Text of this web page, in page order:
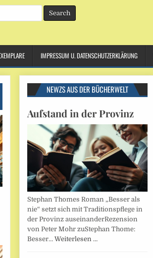
IMPRESSUM U. DATENSCHUTZERKLÄRUNG
NEWZS AUS DER BÜCHERWELT
Aufstand in der Provinz
Stephan Thomes Roman „Besser als
nie“ setzt sich mit Traditionspflege in
der Provinz auseinanderRezension
von Peter Mohr zuStephan Thome:
Besser… Weiterlesen …